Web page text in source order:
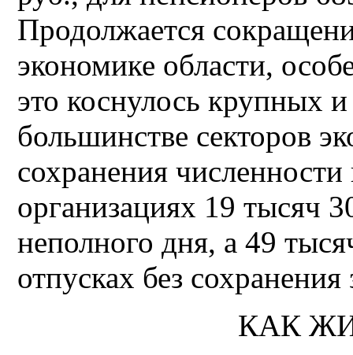
Продолжается
экономике области,
это коснулось крупных
большинстве секторов
сохранения
организациях 19 тысяч
неполного дня, а 49
отпусках без сохранения
КАК